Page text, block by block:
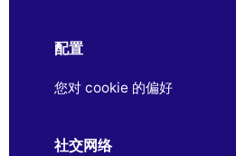
配置
您对 cookie 的偏好
社交网络